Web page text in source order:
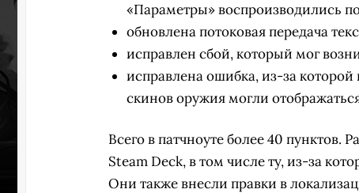
«Параметры» воспроизводились
обновлена потоковая передача
исправлен сбой, который мог
исправлена ошибка, из-за
скинов оружия могли
Всего в патчноуте более 40 пунктов.
Steam Deck, в том числе ту, из-за
Они также внесли правки в